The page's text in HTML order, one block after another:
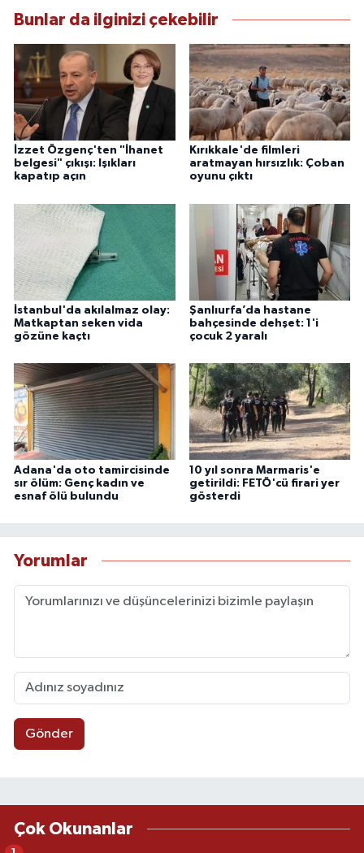
Bunlar da ilginizi çekebilir
İzzet Özgenç'ten "İhanet
belgesi" çıkışı: Işıkları
kapatıp açın
Kırıkkale'de filmleri
aratmayan hırsızlık: Çoban
oyunu çıktı
İstanbul'da akılalmaz olay:
Matkaptan seken vida
gözüne kaçtı
Şanlıurfa’da hastane
bahçesinde dehşet: 1'i
çocuk 2 yaralı
Adana'da oto tamircisinde
sır ölüm: Genç kadın ve
esnaf ölü bulundu
10 yıl sonra Marmaris'e
getirildi: FETÖ'cü firari yer
gösterdi
Yorumlar
Gönder
Çok Okunanlar